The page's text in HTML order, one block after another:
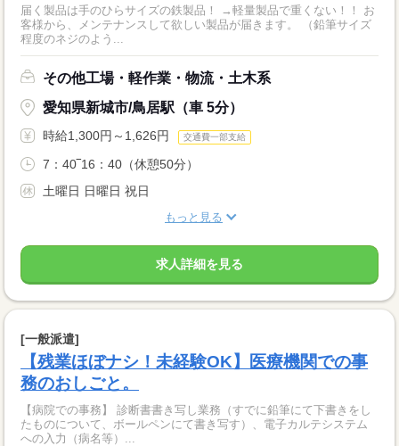
届く製品は手のひらサイズの鉄製品！ →軽量製品で重くない！！ お
客様から、メンテナンスして欲しい製品が届きます。 （鉛筆サイズ
程度のネジのよう...
その他工場・軽作業・物流・土木系
愛知県新城市/鳥居駅（車 5分）
時給1,300円～1,626円 交通費一部支給
7：40‾16：40（休憩50分）
土曜日 日曜日 祝日
もっと見る
求人詳細を見る
[一般派遣]
【残業ほぼナシ！未経験OK】医療機関での事
務のおしごと。
【病院での事務】 診断書書き写し業務（すでに鉛筆にて下書きをし
たものについて、ボールペンにて書き写す）、電子カルテシステム
への入力（病名等）...